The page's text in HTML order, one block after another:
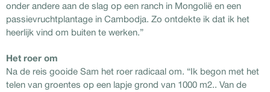
onder andere aan de slag op een ranch in Mongolië en een
passievruchtplantage in Cambodja. Zo ontdekte ik dat ik het
heerlijk vind om buiten te werken.”
Het roer om
Na de reis gooide Sam het roer radicaal om. “Ik begon met het
telen van groentes op een lapje grond van 1000 m2.. Van de